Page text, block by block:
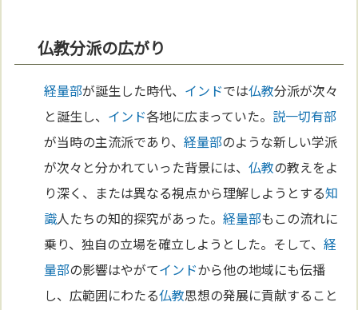
仏教分派の広がり
経量部が誕生した時代、 インドでは仏教分派が次々
と誕生し、 インド各地に広まっていた。 説一切有部
が当時の主流派であり、経量部のような新しい学派
が次々と分かれていった背景には、仏教の教えをよ
り深く、または異なる視点から理解しようとする知
識人たちの知的探究があった。経量部もこの流れに
乗り、独自の立場を確立しようとした。そして、経
量部の影響はやがてインドから他の地域にも伝播
し、広範囲にわたる仏教思想の発展に貢献すること